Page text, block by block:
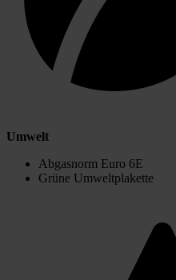
Umwelt
Abgasnorm Euro 6E
Grüne Umweltplakette